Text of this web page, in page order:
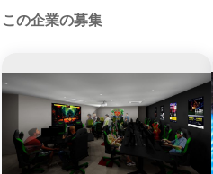
この企業の募集